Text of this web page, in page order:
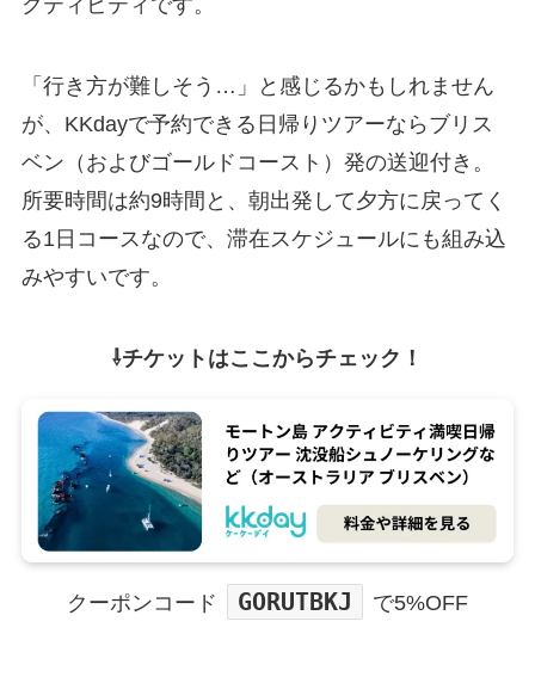
クティビティです。
「行き方が難しそう…」と感じるかもしれません
が、KKdayで予約できる日帰りツアーならブリス
ベン（およびゴールドコースト）発の送迎付き。
所要時間は約9時間と、朝出発して夕方に戻ってく
る1日コースなので、滞在スケジュールにも組み込
みやすいです。
⇩チケットはここからチェック！
クーポンコード GORUTBKJ で5%OFF